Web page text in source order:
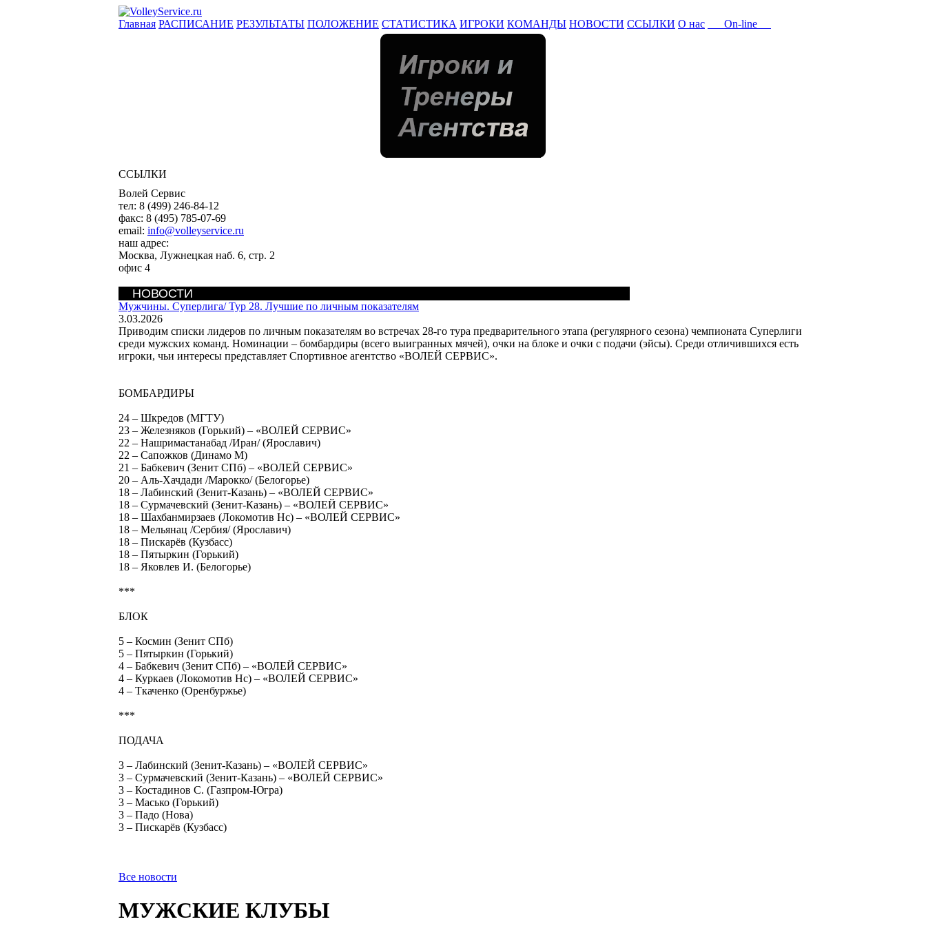
Главная РАСПИСАНИЕ РЕЗУЛЬТАТЫ ПОЛОЖЕНИЕ СТАТИСТИКА ИГРОКИ КОМАНДЫ НОВОСТИ ССЫЛКИ О нас On-line
ССЫЛКИ
Волей Сервис
тел: 8 (499) 246-84-12
факс: 8 (495) 785-07-69
email: info@volleyservice.ru
наш адрес:
Москва, Лужнецкая наб. 6, стр. 2
офис 4
НОВОСТИ
Мужчины. Суперлига/Тур 28. Лучшие по личным показателям
3.03.2026
Приводим списки лидеров по личным показателям во встречах 28-го тура предварительного этапа (регулярного сезона) чемпионата Суперлиги
среди мужских команд. Номинации – бомбардиры (всего выигранных мячей), очки на блоке и очки с подачи (эйсы). Среди отличившихся есть
игроки, чьи интересы представляет Спортивное агентство «ВОЛЕЙ СЕРВИС».
БОМБАРДИРЫ
24 – Шкредов (МГТУ)
23 – Железняков (Горький) – «ВОЛЕЙ СЕРВИС»
22 – Нашримастанабад /Иран/ (Ярославич)
22 – Сапожков (Динамо М)
21 – Бабкевич (Зенит СПб) – «ВОЛЕЙ СЕРВИС»
20 – Аль-Хачдади /Марокко/ (Белогорье)
18 – Лабинский (Зенит-Казань) – «ВОЛЕЙ СЕРВИС»
18 – Сурмачевский (Зенит-Казань) – «ВОЛЕЙ СЕРВИС»
18 – Шахбанмирзаев (Локомотив Нс) – «ВОЛЕЙ СЕРВИС»
18 – Мельянац /Сербия/ (Ярославич)
18 – Пискарёв (Кузбасс)
18 – Пятыркин (Горький)
18 – Яковлев И. (Белогорье)
***
БЛОК
5 – Космин (Зенит СПб)
5 – Пятыркин (Горький)
4 – Бабкевич (Зенит СПб) – «ВОЛЕЙ СЕРВИС»
4 – Куркаев (Локомотив Нс) – «ВОЛЕЙ СЕРВИС»
4 – Ткаченко (Оренбуржье)
***
ПОДАЧА
3 – Лабинский (Зенит-Казань) – «ВОЛЕЙ СЕРВИС»
3 – Сурмачевский (Зенит-Казань) – «ВОЛЕЙ СЕРВИС»
3 – Костадинов С. (Газпром-Югра)
3 – Масько (Горький)
3 – Падо (Нова)
3 – Пискарёв (Кузбасс)
Все новости
МУЖСКИЕ КЛУБЫ